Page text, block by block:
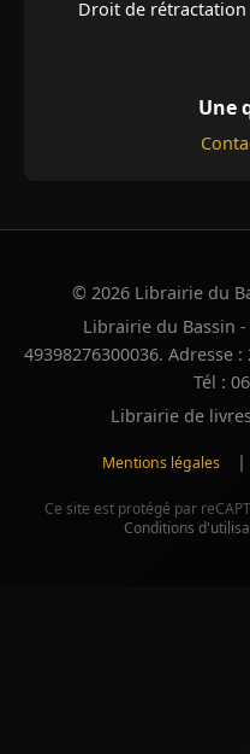
Droit de
Une
© 2026 Librairie du
Librairie du Bassin -
49398276300036. Adresse
Tél :
Librairie de
Mentions légales |
Ce site est protégé par
Conditions